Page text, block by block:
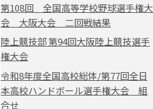
第108回 全国高等学校野球選手権大
会 大阪大会 二回戦結果
陸上競技部 第94回大阪陸上競技選手
権大会
令和8年度全国高校総体/第77回全日
本高校ハンドボール選手権大会 組
合せ